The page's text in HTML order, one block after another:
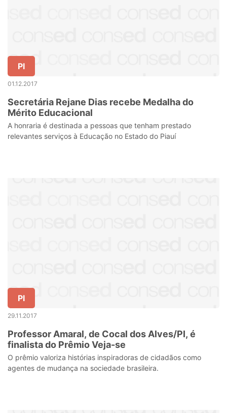
PI
01.12.2017
Secretária Rejane Dias recebe Medalha do
Mérito Educacional
A honraria é destinada a pessoas que tenham prestado
relevantes serviços à Educação no Estado do Piauí
PI
29.11.2017
Professor Amaral, de Cocal dos Alves/PI, é
finalista do Prêmio Veja-se
O prêmio valoriza histórias inspiradoras de cidadãos como
agentes de mudança na sociedade brasileira.